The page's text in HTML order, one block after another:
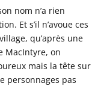
nom n’a rien
Et s’il n’avoue ces
qu’après une
MacIntyre, on
mais la tête sur
personnages pas